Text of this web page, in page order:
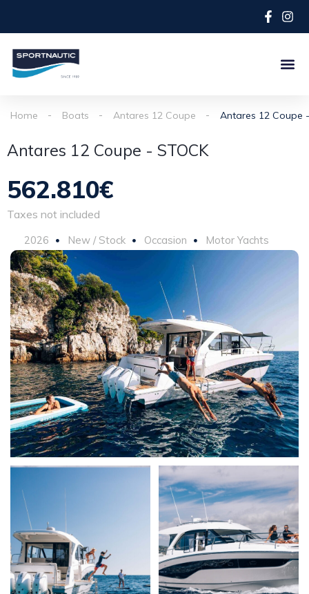
Home Boats Antares 12 Coupe Antares 12 Coupe
Antares 12 Coupe - STOCK
562.810€
Taxes not included
2026 New / Stock Occasion Motor Yachts